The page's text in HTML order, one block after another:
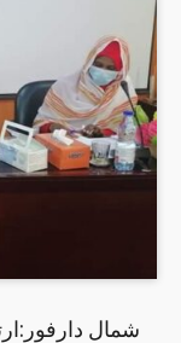
شمال